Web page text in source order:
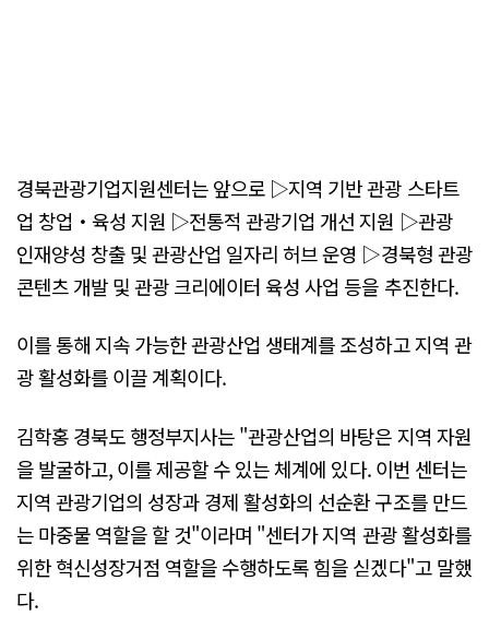
경북관광기업지원센터는 앞으로 ▷지역 기반 관광 스타트
업 창업・육성 지원 ▷전통적 관광기업 개선 지원 ▷관광
인재양성 창출 및 관광산업 일자리 허브 운영 ▷경북형 관광
콘텐츠 개발 및 관광 크리에이터 육성 사업 등을 추진한다.
이를 통해 지속 가능한 관광산업 생태계를 조성하고 지역 관
광 활성화를 이끌 계획이다.
김학홍 경북도 행정부지사는 "관광산업의 바탕은 지역 자원
을 발굴하고, 이를 제공할 수 있는 체계에 있다. 이번 센터는
지역 관광기업의 성장과 경제 활성화의 선순환 구조를 만드
는 마중물 역할을 할 것"이라며 "센터가 지역 관광 활성화를
위한 혁신성장거점 역할을 수행하도록 힘을 싣겠다"고 말했
다.